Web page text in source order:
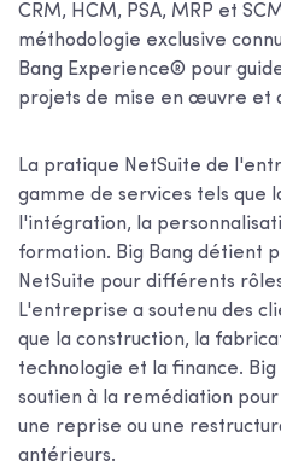
CRM, HCM, PSA, MRP et
méthodologie exclusive
Bang Experience® pour
projets de mise en œuvre et
La pratique NetSuite de
gamme de services tels que
l'intégration, la
formation. Big Bang détient
NetSuite pour différents
L'entreprise a soutenu des
que la construction, la
technologie et la finance.
soutien à la remédiation
une reprise ou une
antérieurs.